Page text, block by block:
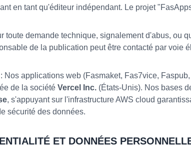
en tant qu'éditeur indépendant. Le projet
toute demande technique, signalement d'abus, ou
de la publication peut être contacté par voie
: Nos applications web (Fasmaket, Fas7vice,
de la société Vercel Inc. (États-Unis). Nos bases
, s'appuyant sur l'infrastructure AWS cloud
sécurité des données.
ET DONNÉES